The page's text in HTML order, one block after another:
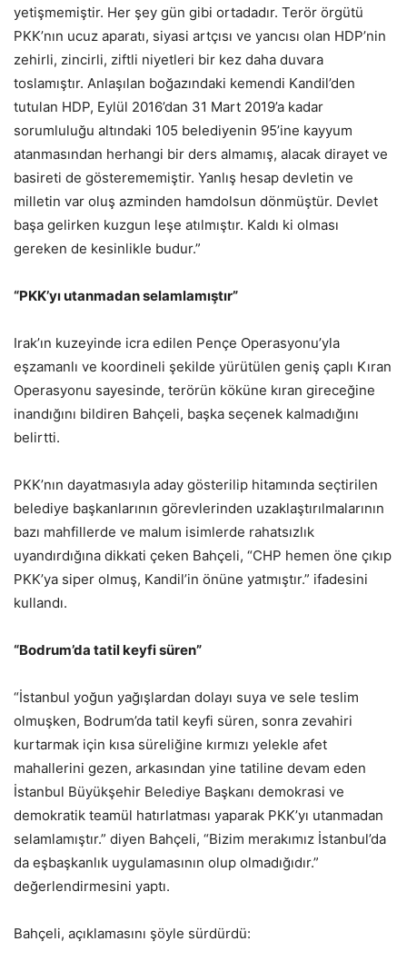
yetişmemiştir. Her şey gün gibi ortadadır. Terör örgütü
PKK’nın ucuz aparatı, siyasi artçısı ve yancısı olan HDP’nin
zehirli, zincirli, ziftli niyetleri bir kez daha duvara
toslamıştır. Anlaşılan boğazındaki kemendi Kandil’den
tutulan HDP, Eylül 2016’dan 31 Mart 2019’a kadar
sorumluluğu altındaki 105 belediyenin 95’ine kayyum
atanmasından herhangi bir ders almamış, alacak dirayet ve
basireti de gösterememiştir. Yanlış hesap devletin ve
milletin var oluş azminden hamdolsun dönmüştür. Devlet
başa gelirken kuzgun leşe atılmıştır. Kaldı ki olması
gereken de kesinlikle budur.”
“PKK’yı utanmadan selamlamıştır”
Irak’ın kuzeyinde icra edilen Pençe Operasyonu’yla
eşzamanlı ve koordineli şekilde yürütülen geniş çaplı Kıran
Operasyonu sayesinde, terörün köküne kıran gireceğine
inandığını bildiren Bahçeli, başka seçenek kalmadığını
belirtti.
PKK’nın dayatmasıyla aday gösterilip hitamında seçtirilen
belediye başkanlarının görevlerinden uzaklaştırılmalarının
bazı mahfillerde ve malum isimlerde rahatsızlık
uyandırdığına dikkati çeken Bahçeli, “CHP hemen öne çıkıp
PKK’ya siper olmuş, Kandil’in önüne yatmıştır.” ifadesini
kullandı.
“Bodrum’da tatil keyfi süren”
“İstanbul yoğun yağışlardan dolayı suya ve sele teslim
olmuşken, Bodrum’da tatil keyfi süren, sonra zevahiri
kurtarmak için kısa süreliğine kırmızı yelekle afet
mahallerini gezen, arkasından yine tatiline devam eden
İstanbul Büyükşehir Belediye Başkanı demokrasi ve
demokratik teamül hatırlatması yaparak PKK’yı utanmadan
selamlamıştır.” diyen Bahçeli, “Bizim merakımız İstanbul’da
da eşbaşkanlık uygulamasının olup olmadığıdır.”
değerlendirmesini yaptı.
Bahçeli, açıklamasını şöyle sürdürdü: